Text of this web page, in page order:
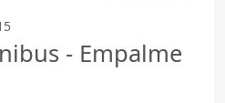
- Empalme